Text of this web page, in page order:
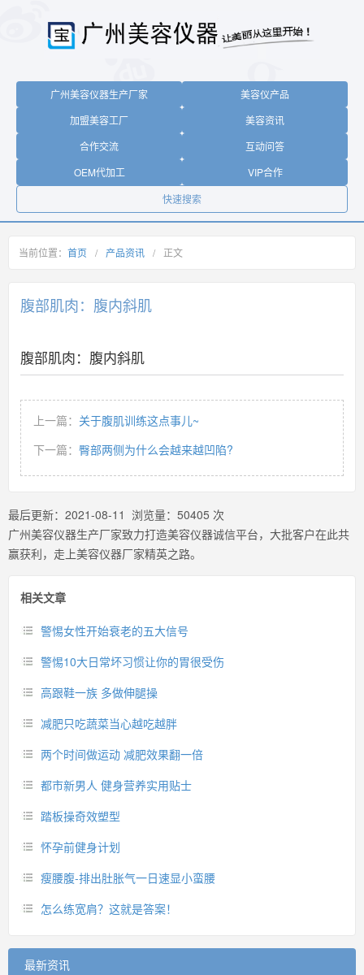
广州美容仪器生产厂家
美容仪产品
加盟美容工厂
美容资讯
合作交流
互动问答
OEM代加工
VIP合作
快速搜索
当前位置： 首页 / 产品资讯 / 正文
腹部肌肉：腹内斜肌
腹部肌肉：腹内斜肌
上一篇： 关于腹肌训练这点事儿~
下一篇： 臀部两侧为什么会越来越凹陷?
最后更新： 2021-08-11 浏览量： 50405 次
广州美容仪器生产厂家致力打造美容仪器诚信平台，大批客户在此共
赢获利，走上美容仪器厂家精英之路。
相关文章
警惕女性开始衰老的五大信号
警惕10大日常坏习惯让你的胃很受伤
高跟鞋一族 多做伸腿操
减肥只吃蔬菜当心越吃越胖
两个时间做运动 减肥效果翻一倍
都市新男人 健身营养实用贴士
踏板操奇效塑型
怀孕前健身计划
瘦腰腹-排出肚胀气一日速显小蛮腰
怎么练宽肩？这就是答案！
最新资讯